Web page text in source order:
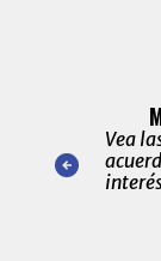
nuestro
para
Vea